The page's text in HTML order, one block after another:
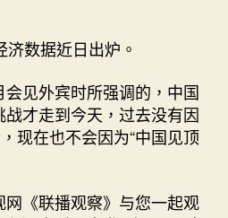
甜
心
包
養
头
数据近日出炉。
见外宾时所强调的，中国
才走到今天，过去没有因
现在也不会因为“中国见顶
《联播观察》与您一起观